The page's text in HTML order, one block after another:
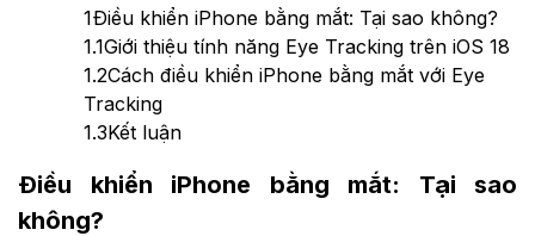
1Điều khiển iPhone bằng mắt: Tại sao không?
1.1Giới thiệu tính năng Eye Tracking trên iOS 18
1.2Cách điều khiển iPhone bằng mắt với Eye
Tracking
1.3Kết luận
Điều khiển iPhone bằng mắt: Tại sao
không?